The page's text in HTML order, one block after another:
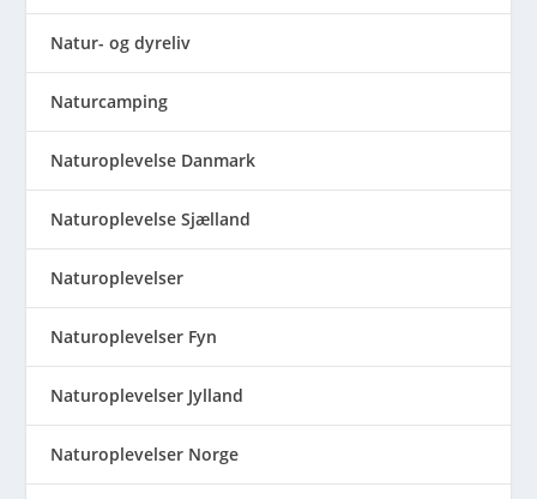
Natur- og dyreliv
Naturcamping
Naturoplevelse Danmark
Naturoplevelse Sjælland
Naturoplevelser
Naturoplevelser Fyn
Naturoplevelser Jylland
Naturoplevelser Norge